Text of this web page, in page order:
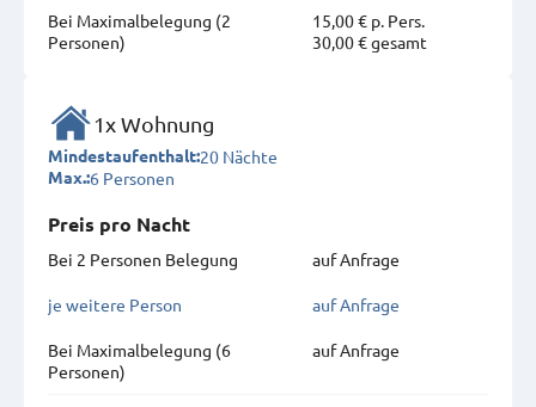
Bei Maximal­belegung (2
Personen)
15,00 € p. Pers.
30,00 € gesamt
1x Wohnung
Mindestaufenthalt:20 Nächte
Max.:6 Personen
Preis pro Nacht
Bei 2 Personen Belegung
auf Anfrage
je weitere Person auf Anfrage
Bei Maximal­belegung (6
Personen)
auf Anfrage